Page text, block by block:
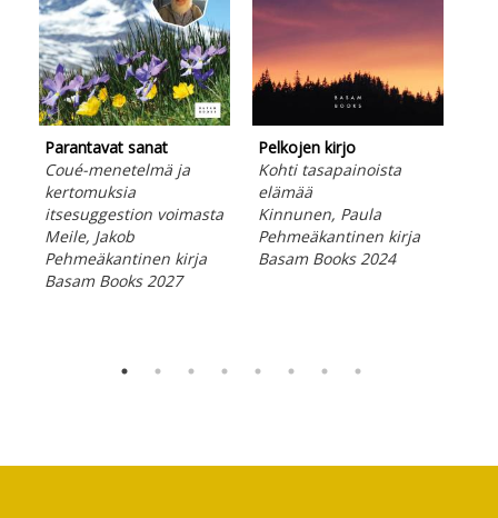
Parantavat sanat
Coué-menetelmä ja
kertomuksia
itsesuggestion voimasta
Meile, Jakob
Pehmeäkantinen kirja
Basam Books 2027
Pelkojen kirjo
Kohti tasapainoista
elämää
Kinnunen, Paula
Pehmeäkantinen kirja
Basam Books 2024